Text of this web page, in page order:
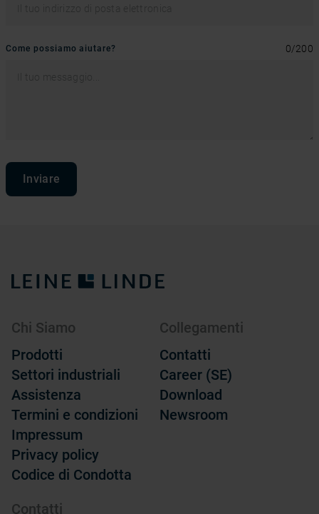
Come possiamo aiutare? 0/200
Inviare
Chi Siamo
Prodotti
Settori industriali
Assistenza
Termini e condizioni
Impressum
Privacy policy
Codice di Condotta
Collegamenti
Contatti
Career (SE)
Download
Newsroom
Contatti